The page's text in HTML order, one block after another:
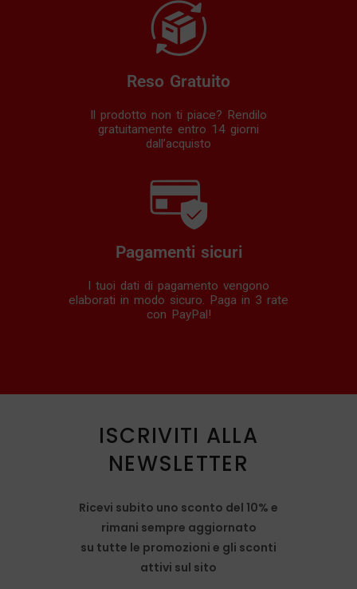
Reso Gratuito
Il prodotto non ti piace? Rendilo
gratuitamente entro 14 giorni
dall’acquisto
Pagamenti sicuri
I tuoi dati di pagamento vengono
elaborati in modo sicuro. Paga in 3 rate
con PayPal!
ISCRIVITI ALLA
NEWSLETTER
Ricevi subito uno sconto del 10% e
rimani sempre aggiornato
su tutte le promozioni e gli sconti
attivi sul sito